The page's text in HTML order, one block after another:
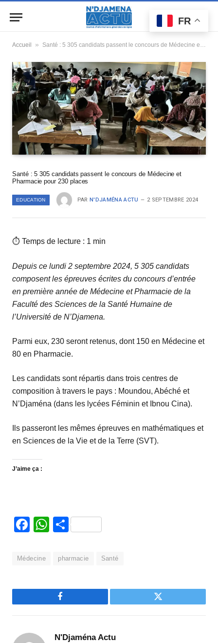
Accueil » Santé : 5 305 candidats passent le concours de Médecine et Pharmacie pour 230 places
Santé : 5 305 candidats passent le concours de Médecine et
Pharmacie pour 230 places
EDUCATION PAR N'DJAMÉNA ACTU 2 SEPTEMBRE 2024
⏱ Temps de lecture : 1 min
Depuis ce lundi 2 septembre 2024, 5 305 candidats
composent les épreuves écrites du concours d’entrée
en première année de Médecine et Pharmacie de la
Faculté des Sciences de la Santé Humaine de
l’Université de N’Djamena.
Parmi eux, 230 seront retenus, dont 150 en Médecine et
80 en Pharmacie.
Les candidats sont répartis dans trois centres de
composition à travers le pays : Moundou, Abéché et
N’Djaména (dans les lycées Féminin et Ibnou Cina).
Ils passeront les mêmes épreuves en mathématiques et
en Sciences de la Vie et de la Terre (SVT).
J’aime ça :
Facebook
WhatsApp
Partager
Médecine pharmacie Santé
Facebook Twitter
N'Djaména Actu
FR